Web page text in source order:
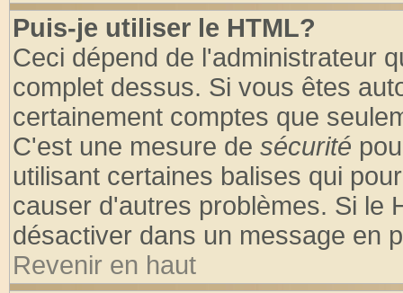
Puis-je utiliser le HTML?
Ceci dépend de l'administrateur
complet dessus. Si vous êtes
certainement comptes que
C'est une mesure de sécurité
utilisant certaines balises qui
causer d'autres problèmes. Si le
désactiver dans un message en
Revenir en haut